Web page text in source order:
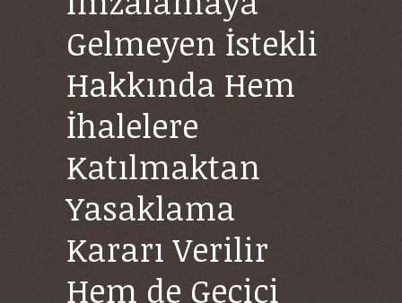
Gelmeyen İstekli
Hakkında Hem
İhalelere
Katılmaktan
Yasaklama
Kararı Verilir
Hem de Geçici